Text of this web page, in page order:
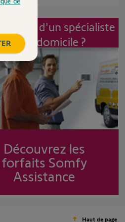
d'un spécialiste
à mon domicile ?
Découvrez les
forfaits Somfy
Assistance
Haut de page